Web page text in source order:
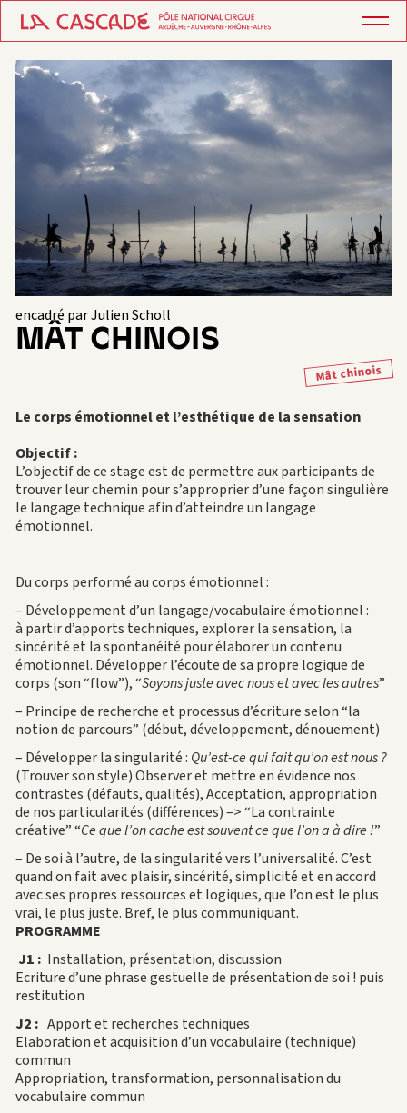
encadré par Julien Scholl
MÂT CHINOIS
Mât chinois
Le corps émotionnel et l’esthétique de la sensation
Objectif :
L’objectif de ce stage est de permettre aux participants de
trouver leur chemin pour s’approprier d’une façon singulière
le langage technique afin d’atteindre un langage
émotionnel.
Du corps performé au corps émotionnel :
– Développement d’un langage/vocabulaire émotionnel :
à partir d’apports techniques, explorer la sensation, la
sincérité et la spontanéité pour élaborer un contenu
émotionnel. Développer l’écoute de sa propre logique de
corps (son “flow”), “Soyons juste avec nous et avec les autres”
– Principe de recherche et processus d’écriture selon “la
notion de parcours” (début, développement, dénouement)
– Développer la singularité : Qu’est-ce qui fait qu’on est nous ?
(Trouver son style) Observer et mettre en évidence nos
contrastes (défauts, qualités), Acceptation, appropriation
de nos particularités (différences) –> “La contrainte
créative” “Ce que l’on cache est souvent ce que l’on a à dire !”
– De soi à l’autre, de la singularité vers l’universalité. C’est
quand on fait avec plaisir, sincérité, simplicité et en accord
avec ses propres ressources et logiques, que l’on est le plus
vrai, le plus juste. Bref, le plus communiquant.
PROGRAMME
J1 : Installation, présentation, discussion
Ecriture d’une phrase gestuelle de présentation de soi ! puis
restitution
J2 : Apport et recherches techniques
Elaboration et acquisition d’un vocabulaire (technique)
commun
Appropriation, transformation, personnalisation du
vocabulaire commun